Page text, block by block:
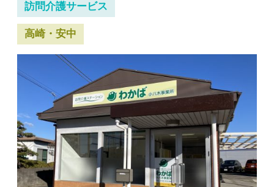
訪問介護サービス
高崎・安中